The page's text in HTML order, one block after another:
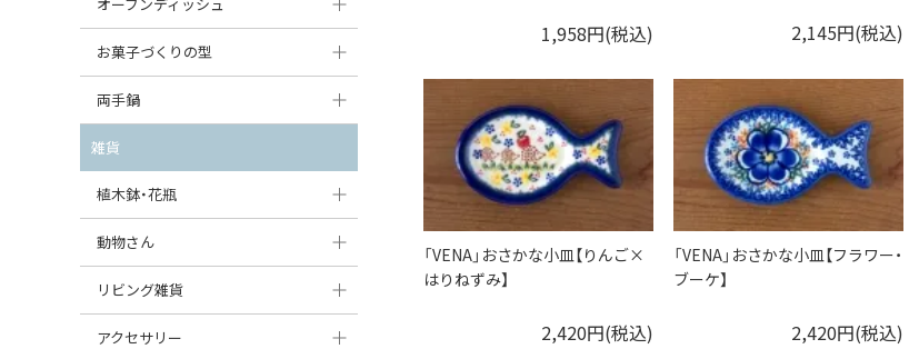
1,958円(税込) 2,145円(税込)
「VENA」おさかな小皿【りんご×
はりねずみ】
2,420円(税込)
「VENA」おさかな小皿【フラワー・
ブーケ】
2,420円(税込)
ダルマプレート
たまご型プレート
ハート型プレート
変形プレート
分割ディッシュ
すべて見る
オーバルボウル
ハートボウル
葉っぱ型ボウル
りんご型ボウル
いちご型ボウル
星型ボウル
オニオンキャニスター
ガーリックキャニスター
チーズケース
バターディッシュ
六角形ポット
ボトル
すべて見る
エッグカップ
ケーキスタンド
カトラリー
はしおき・カトラリーレスト
大型（24cm〜）
中型（18〜24cm）
スクエアオーブンディッシュ
オーバルオーブンディッシュ
すべて見る
お菓子づくりの型
パウンド型
マフィン型
すべて見る
両手鍋
チュリーン
キャセロール
すべて見る
雑貨
植木鉢・花瓶
植木鉢
花瓶
動物さん
フィギュア・置物
貯金箱
リビング雑貨
スツール
アクセサリー